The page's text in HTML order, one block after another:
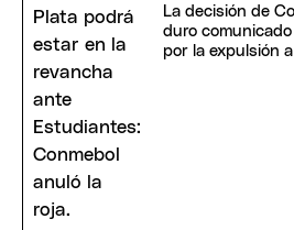
La decisión de
duro
por la expulsión